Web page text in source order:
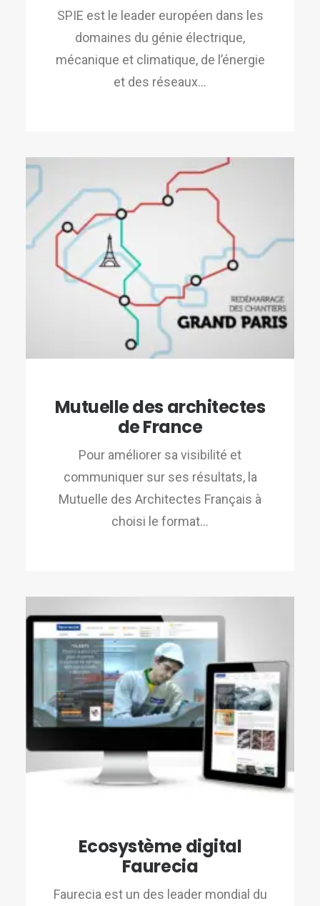
SPIE est le leader européen dans les
domaines du génie électrique,
mécanique et climatique, de l’énergie
et des réseaux…
Mutuelle des architectes
de France
Pour améliorer sa visibilité et
communiquer sur ses résultats, la
Mutuelle des Architectes Français à
choisi le format…
Ecosystème digital
Faurecia
Faurecia est un des leader mondial du